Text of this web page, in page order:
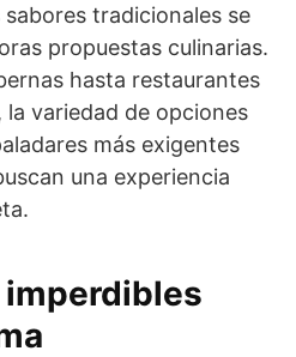
tradicionales se
propuestas culinarias.
hasta restaurantes
variedad de opciones
más exigentes
una experiencia